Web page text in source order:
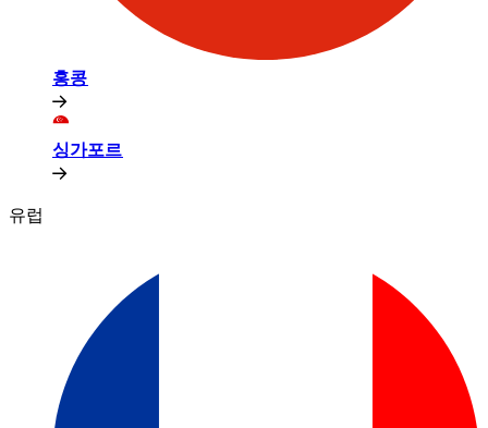
홍콩​​
싱가포르​​
유럽​​